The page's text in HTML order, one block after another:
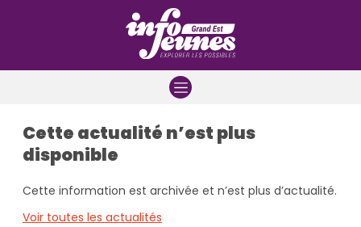
Cette actualité n’est plus
disponible
Cette information est archivée et n’est plus d’actualité.
Voir toutes les actualités